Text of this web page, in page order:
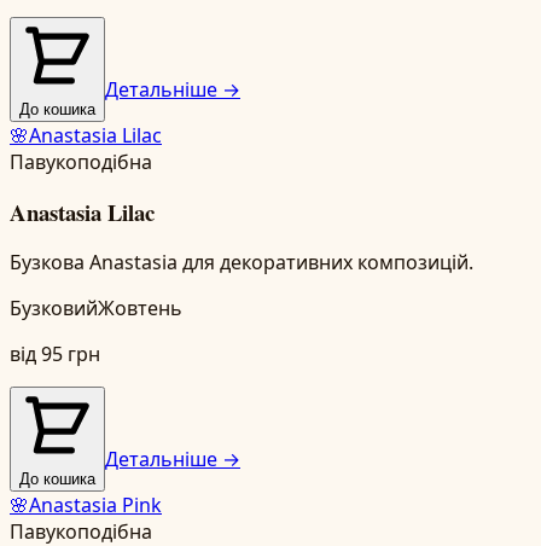
До кошика
Детальніше →
🌸Anastasia Lilac
Павукоподібна
Anastasia Lilac
Бузкова Anastasia для декоративних композицій.
БузковийЖовтень
від95 грн
До кошика
Детальніше →
🌸Anastasia Pink
Павукоподібна